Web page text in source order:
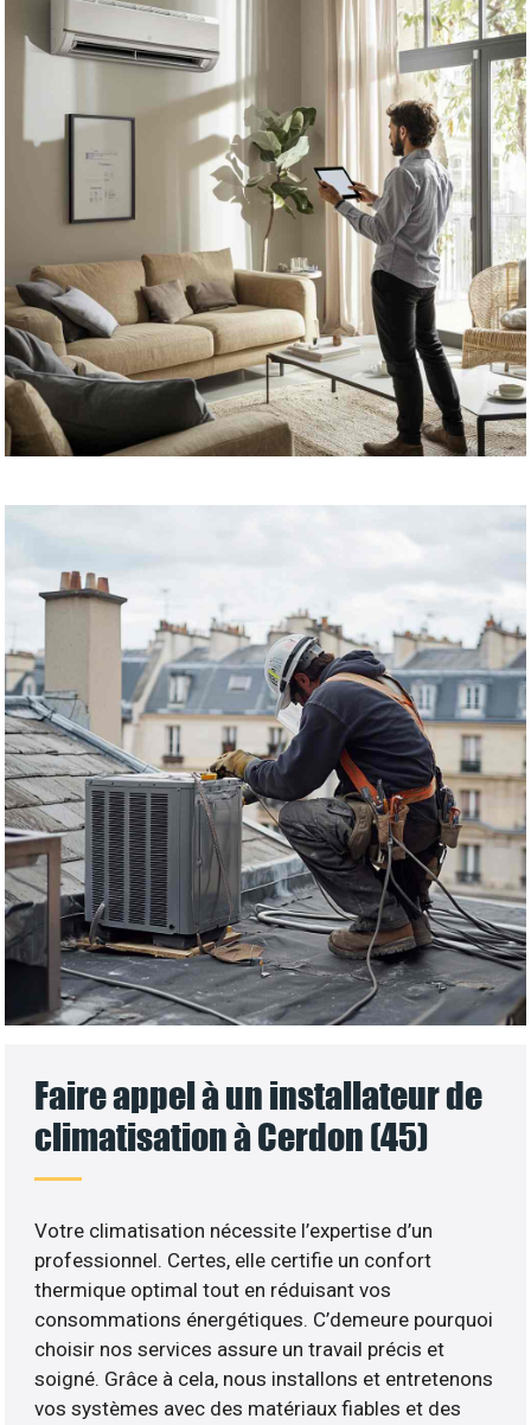
Faire appel à un installateur de
climatisation à Cerdon (45)
Votre climatisation nécessite l’expertise d’un
professionnel. Certes, elle certifie un confort
thermique optimal tout en réduisant vos
consommations énergétiques. C’demeure pourquoi
choisir nos services assure un travail précis et
soigné. Grâce à cela, nous installons et entretenons
vos systèmes avec des matériaux fiables et des